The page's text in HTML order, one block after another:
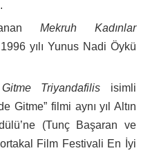
Mekruh Kadınlar
yılı Yunus Nadi Öykü
Triyandafilis isimli
Gitme” filmi aynı yıl Altın
(Tunç Başaran ve
Film Festivali En İyi